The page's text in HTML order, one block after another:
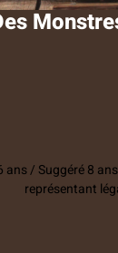
ans / Suggéré 8
représentant